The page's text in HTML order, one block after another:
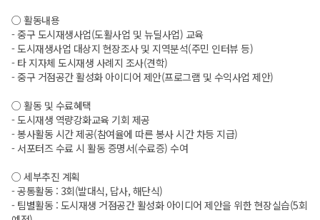
○ 활동내용
- 중구 도시재생사업(도활사업 및 뉴딜사업) 교육
- 도시재생사업 대상지 현장조사 및 지역분석(주민 인터뷰 등)
- 타 지자체 도시재생 사례지 조사(견학)
- 중구 거점공간 활성화 아이디어 제안(프로그램 및 수익사업 제안)
○ 활동 및 수료혜택
- 도시재생 역량강화교육 기회 제공
- 봉사활동 시간 제공(참여율에 따른 봉사 시간 차등 지급)
- 서포터즈 수료 시 활동 증명서(수료증) 수여
○ 세부추진 계획
- 공통활동 : 3회(발대식, 답사, 해단식)
- 팀별활동 : 도시재생 거점공간 활성화 아이디어 제안을 위한 현장실습(5회